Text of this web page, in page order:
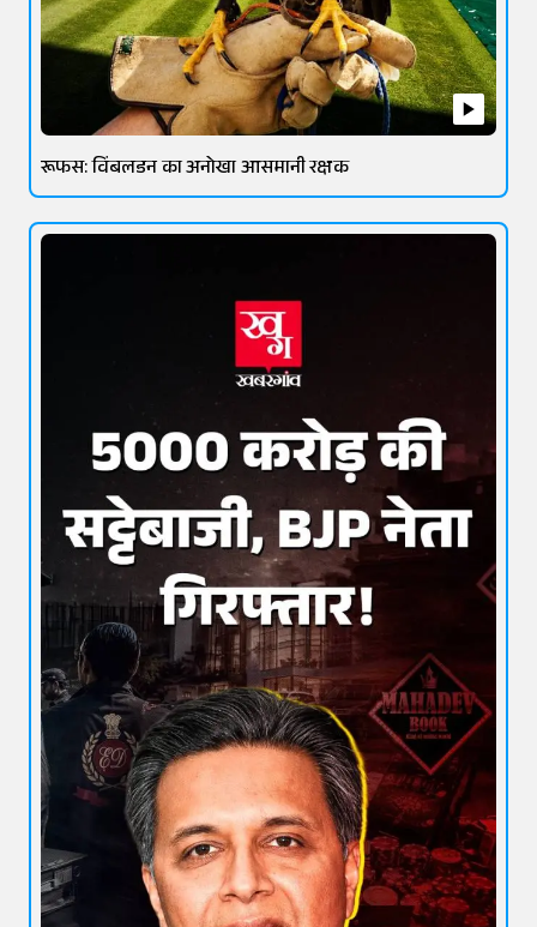
रूफस: विंबलडन का अनोखा आसमानी रक्षक